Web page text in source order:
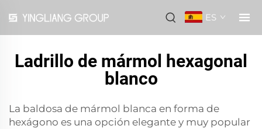
ES
Ladrillo de mármol hexagonal
blanco
La baldosa de mármol blanca en forma de
hexágono es una opción elegante y muy popular